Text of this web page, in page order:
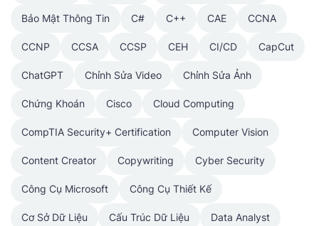
Bảo Mật Thông Tin C# C++ CAE CCNA
CCNP CCSA CCSP CEH CI/CD CapCut
ChatGPT Chỉnh Sửa Video Chỉnh Sửa Ảnh
Chứng Khoán Cisco Cloud Computing
CompTIA Security+ Certification Computer Vision
Content Creator Copywriting Cyber Security
Công Cụ Microsoft Công Cụ Thiết Kế
Cơ Sở Dữ Liệu Cấu Trúc Dữ Liệu Data Analyst